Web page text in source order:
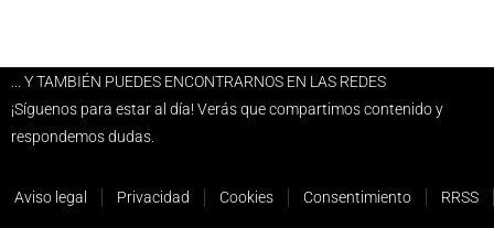
... Y TAMBIÉN PUEDES ENCONTRARNOS EN LAS REDES
¡Síguenos para estar al día! Verás que compartimos contenido y
respondemos dudas.
Aviso legal Privacidad Cookies Consentimiento RRSS